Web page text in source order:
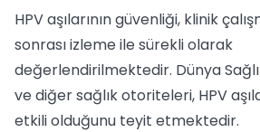
HPV aşılarının güvenliği, klinik
sonrası izleme ile sürekli olarak
değerlendirilmektedir. Dünya
ve diğer sağlık otoriteleri, HPV
etkili olduğunu teyit etmektedir.